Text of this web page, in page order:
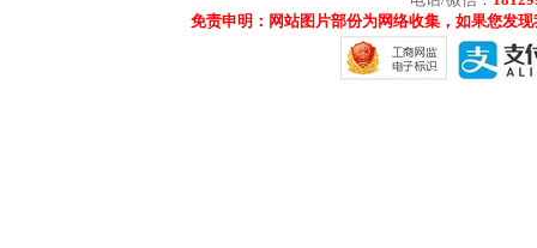
免责申明：网站图片部份为网络收集，如果您发